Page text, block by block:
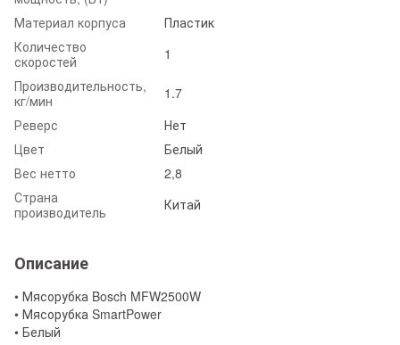
Материал корпуса
Пластик
Количество
скоростей
1
Производительность,
кг/мин
1.7
Реверс
Нет
Цвет
Белый
Вес нетто
2,8
Страна
производитель
Китай
Описание
• Мясорубка Bosch MFW2500W
• Мясорубка SmartPower
• Белый